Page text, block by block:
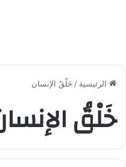
الرئيسية / خَلْقُ الإنسان
خَلْقُ